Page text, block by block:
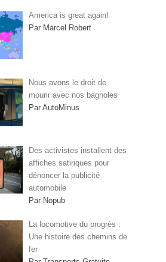
America is great again!
Par Marcel Robert
Nous avons le droit de
mourir avec nos bagnoles
Par AutoMinus
Des activistes installent des
affiches satiriques pour
dénoncer la publicité
automobile
Par Nopub
La locomotive du progrès :
Une histoire des chemins de
fer